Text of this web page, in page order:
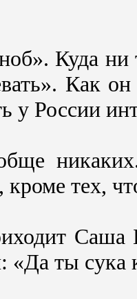
Куда
Как
у России
кроме тех,
Саша
«Да ты сука